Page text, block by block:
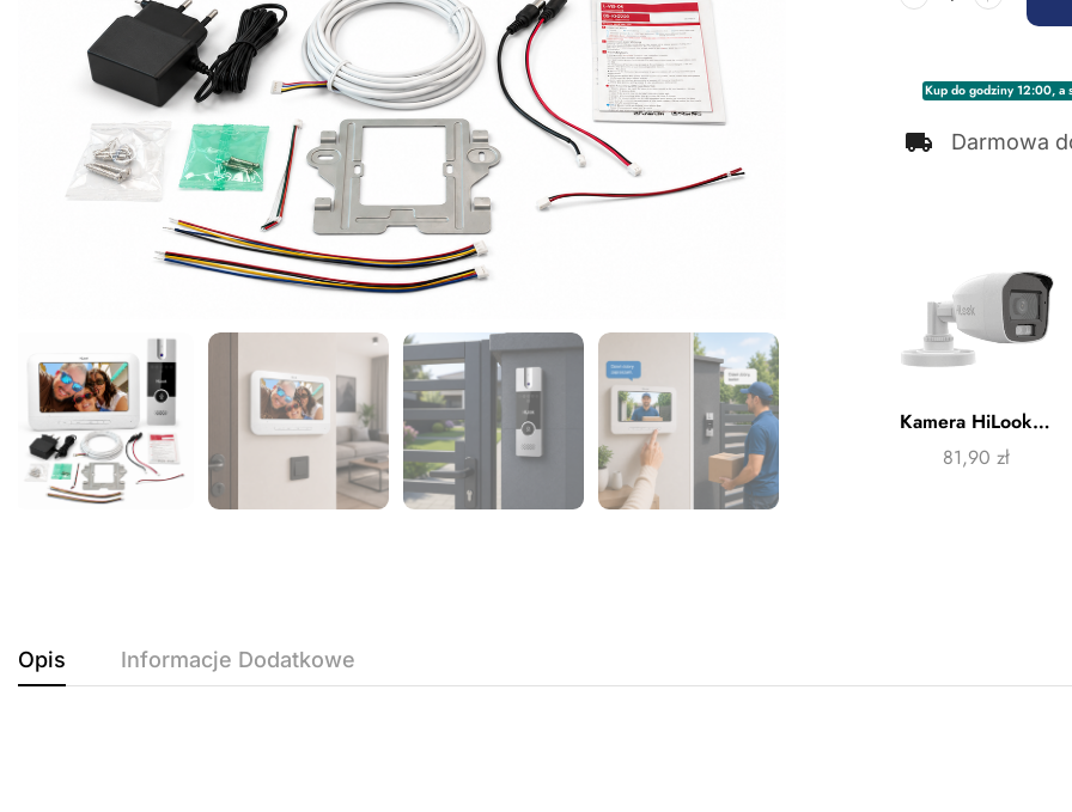
Kup do godziny 12:00, a
Darmowa
Kamera HiLook TVICAM-B5M-20DL
81,90zł
Opis Informacje Dodatkowe